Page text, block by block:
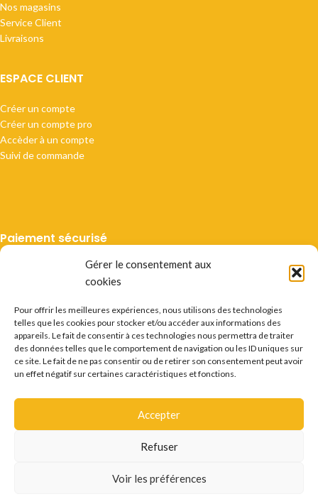
Gérer le consentement aux
cookies
Pour offrir les meilleures expériences, nous utilisons des technologies
telles que les cookies pour stocker et/ou accéder aux informations des
appareils. Le fait de consentir à ces technologies nous permettra de traiter
des données telles que le comportement de navigation ou les ID uniques sur
ce site. Le fait de ne pas consentir ou de retirer son consentement peut avoir
un effet négatif sur certaines caractéristiques et fonctions.
Accepter
Refuser
Voir les préférences
Nos magasins
Service Client
Livraisons
ESPACE CLIENT
Créer un compte
Créer un compte pro
Accèder à un compte
Suivi de commande
Paiement sécurisé
Livraison suivie
Vie privée
Recrutement
CONSOMMER AVEC MODÉRATION.